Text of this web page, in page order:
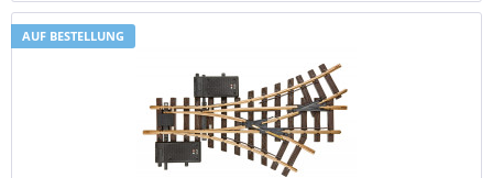
AUF BESTELLUNG